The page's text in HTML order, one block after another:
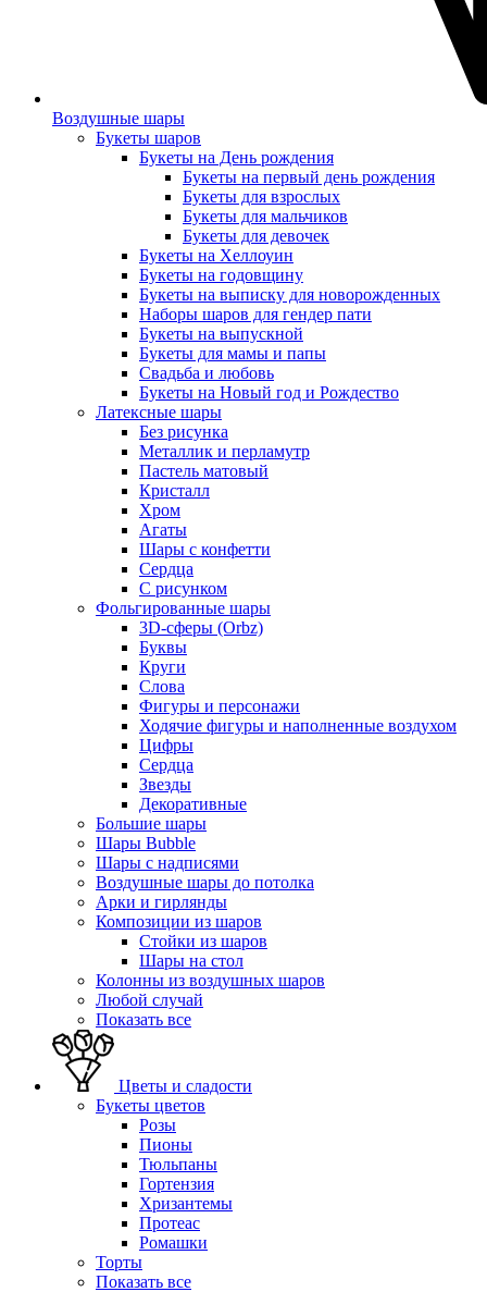
Воздушные шары
Букеты шаров
Букеты на День рождения
Букеты на первый день рождения
Букеты для взрослых
Букеты для мальчиков
Букеты для девочек
Букеты на Хеллоуин
Букеты на годовщину
Букеты на выписку для новорожденных
Наборы шаров для гендер пати
Букеты на выпускной
Букеты для мамы и папы
Свадьба и любовь
Букеты на Новый год и Рождество
Латексные шары
Без рисунка
Металлик и перламутр
Пастель матовый
Кристалл
Хром
Агаты
Шары с конфетти
Сердца
С рисунком
Фольгированные шары
3D-сферы (Orbz)
Буквы
Круги
Слова
Фигуры и персонажи
Ходячие фигуры и наполненные воздухом
Цифры
Сердца
Звезды
Декоративные
Большие шары
Шары Bubble
Шары с надписями
Воздушные шары до потолка
Арки и гирлянды
Композиции из шаров
Стойки из шаров
Шары на стол
Колонны из воздушных шаров
Любой случай
Показать все
Цветы и сладости
Букеты цветов
Розы
Пионы
Тюльпаны
Гортензия
Хризантемы
Протеас
Ромашки
Торты
Показать все